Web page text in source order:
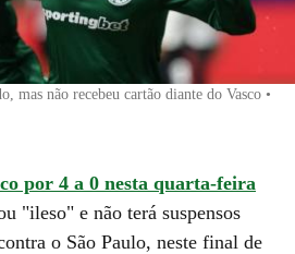
mas não recebeu cartão diante do Vasco •
por 4 a 0 nesta quarta-feira
"ileso" e não terá suspensos
o São Paulo, neste final de